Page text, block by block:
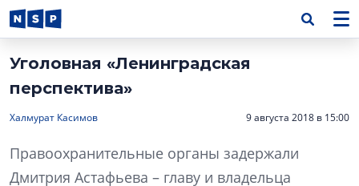
Уголовная «Ленинградская
перспектива»
Халмурат Касимов 9 августа 2018 в 15:00
Правоохранительные органы задержали
Дмитрия Астафьева – главу и владельца